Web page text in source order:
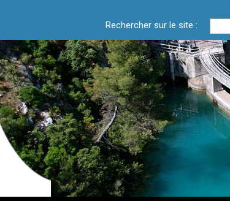
Rechercher sur le site :